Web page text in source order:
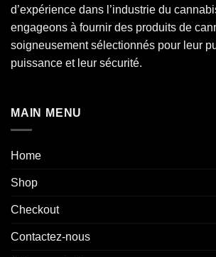
d’expérience dans l’industrie du
engageons à fournir des produits de
soigneusement sélectionnés pour leur
puissance et leur sécurité.
MAIN MENU
Home
Shop
Checkout
Contactez-nous